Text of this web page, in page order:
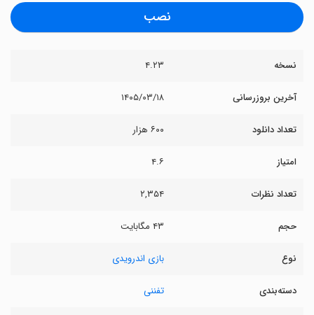
نصب
نسخه ۴.۲۳
آخرین بروزرسانی ۱۴۰۵/۰۳/۱۸
تعداد دانلود ۶۰۰ هزار
امتیاز ۴.۶
تعداد نظرات ۲,۳۵۴
حجم ۴۳ مگابایت
نوع بازی اندرویدی
دسته‌بندی تفننی